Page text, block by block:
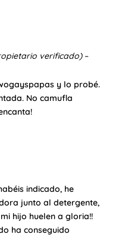
verificado) –
y lo probé.
No camufla
indicado, he
junto al detergente,
hijo huelen a gloria!!
ha conseguido